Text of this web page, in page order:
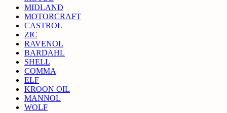
MIDLAND
MOTORCRAFT
CASTROL
ZIC
RAVENOL
BARDAHL
SHELL
COMMA
ELF
KROON OIL
MANNOL
WOLF